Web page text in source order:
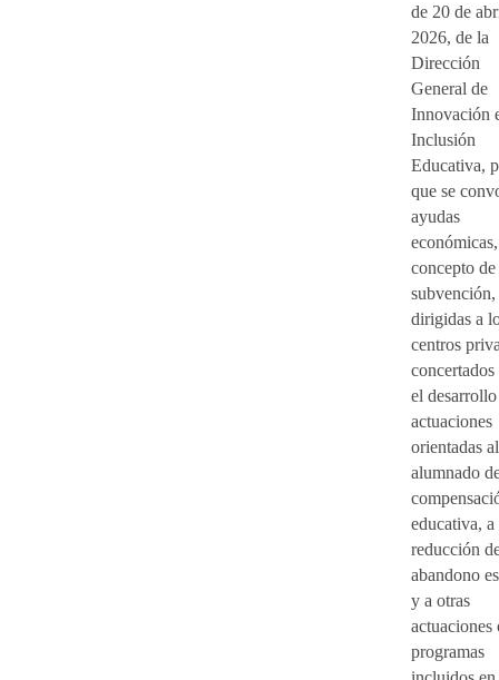
de 20 de
2026, de la
Dirección
General de
Innovación
Inclusión
Educativa,
que se
ayudas
concepto de
subvención,
dirigidas a
centros
concertados
el
actuaciones
orientadas al
alumnado
educativa, a
reducción
abandono
y a otras
actuaciones
programas